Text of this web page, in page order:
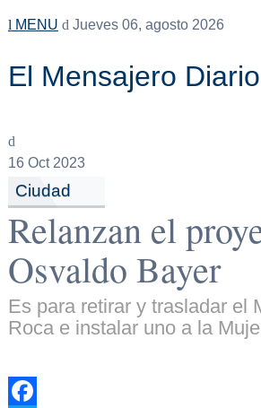
MENU Jueves 06, agosto 2026
El Mensajero Diario
16Oct 2023
Ciudad
Relanzan el
Osvaldo Bayer
Es para retirar y trasladar el
Roca e instalar uno a la